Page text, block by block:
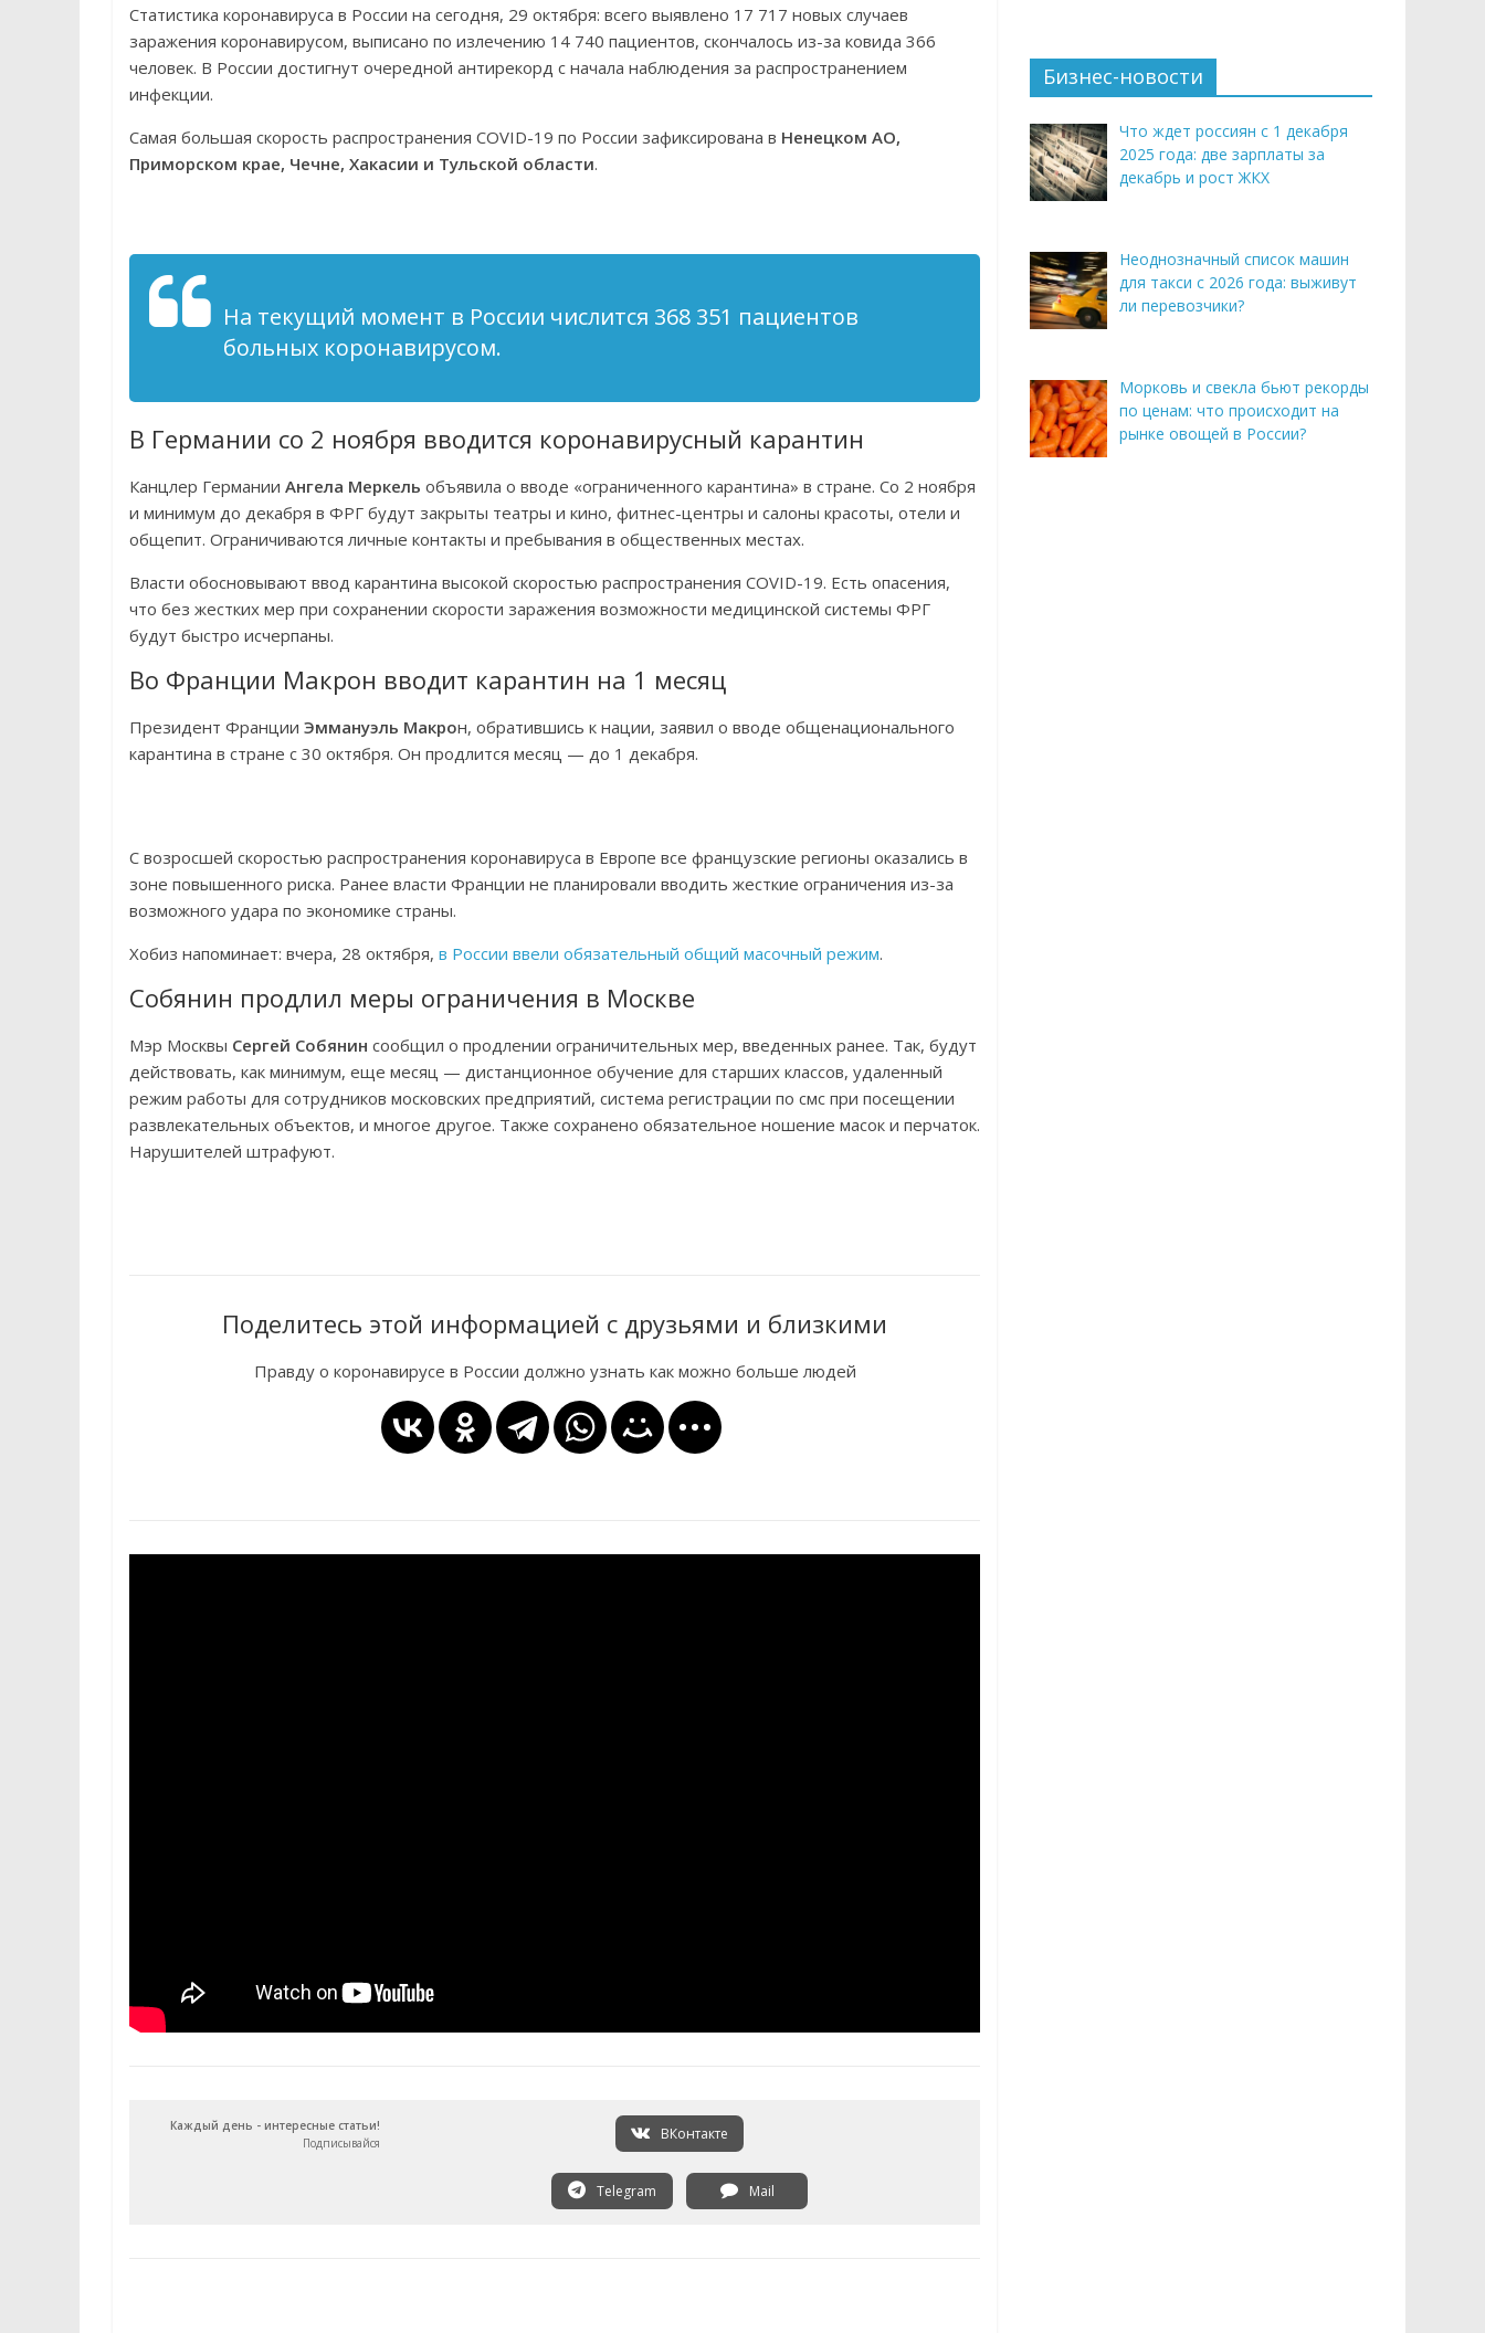
Статистика коронавируса в России на сегодня, 29 октября: всего выявлено 17 717 новых случаев
заражения коронавирусом, выписано по излечению 14 740 пациентов, скончалось из-за ковида 366
человек. В России достигнут очередной антирекорд с начала наблюдения за распространением
инфекции.
Самая большая скорость распространения COVID-19 по России зафиксирована в Ненецком АО,
Приморском крае, Чечне, Хакасии и Тульской области.
На текущий момент в России числится 368 351 пациентов
больных коронавирусом.
В Германии со 2 ноября вводится коронавирусный карантин
Канцлер Германии Ангела Меркель объявила о вводе «ограниченного карантина» в стране. Со 2 ноября
и минимум до декабря в ФРГ будут закрыты театры и кино, фитнес-центры и салоны красоты, отели и
общепит. Ограничиваются личные контакты и пребывания в общественных местах.
Власти обосновывают ввод карантина высокой скоростью распространения COVID-19. Есть опасения,
что без жестких мер при сохранении скорости заражения возможности медицинской системы ФРГ
будут быстро исчерпаны.
Во Франции Макрон вводит карантин на 1 месяц
Президент Франции Эммануэль Макрон, обратившись к нации, заявил о вводе общенационального
карантина в стране с 30 октября. Он продлится месяц — до 1 декабря.
С возросшей скоростью распространения коронавируса в Европе все французские регионы оказались в
зоне повышенного риска. Ранее власти Франции не планировали вводить жесткие ограничения из-за
возможного удара по экономике страны.
Хобиз напоминает: вчера, 28 октября, в России ввели обязательный общий масочный режим.
Собянин продлил меры ограничения в Москве
Мэр Москвы Сергей Собянин сообщил о продлении ограничительных мер, введенных ранее. Так, будут
действовать, как минимум, еще месяц — дистанционное обучение для старших классов, удаленный
режим работы для сотрудников московских предприятий, система регистрации по смс при посещении
развлекательных объектов, и многое другое. Также сохранено обязательное ношение масок и перчаток.
Нарушителей штрафуют.
Поделитесь этой информацией с друзьями и близкими
Правду о коронавирусе в России должно узнать как можно больше людей
Каждый день - интересные статьи!
Подписывайся
ВКонтакте
Telegram Mail
Бизнес-новости
Что ждет россиян с 1 декабря
2025 года: две зарплаты за
декабрь и рост ЖКХ
Неоднозначный список машин
для такси с 2026 года: выживут
ли перевозчики?
Морковь и свекла бьют рекорды
по ценам: что происходит на
рынке овощей в России?